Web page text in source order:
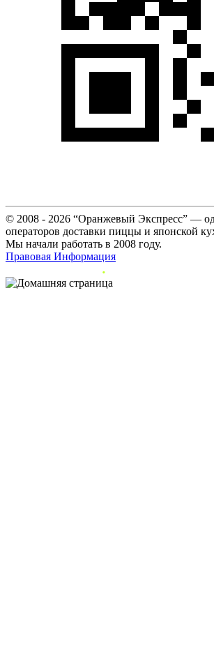
© 2008 - 2026 “Оранжевый Экспресс” —
операторов доставки пиццы и японской
Мы начали работать в 2008 году.
Правовая Информация